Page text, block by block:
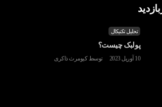
تحلیل تکنیکال
پولبک چیست؟
10 آوریل 2023 توسط کیومرث ذاکری